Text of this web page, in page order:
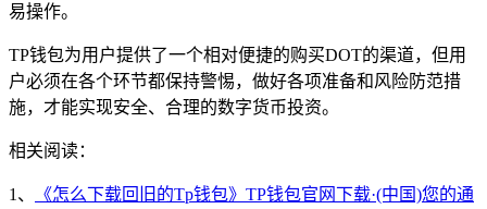
易操作。
TP钱包为用户提供了一个相对便捷的购买DOT的渠道，但用
户必须在各个环节都保持警惕，做好各项准备和风险防范措
施，才能实现安全、合理的数字货币投资。
相关阅读：
1、
《怎么下载回旧的Tp钱包》TP钱包官网下载·(中国)您的通